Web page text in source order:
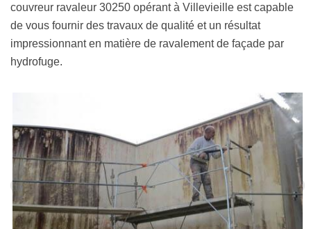
couvreur ravaleur 30250 opérant à Villevieille est capable
de vous fournir des travaux de qualité et un résultat
impressionnant en matière de ravalement de façade par
hydrofuge.